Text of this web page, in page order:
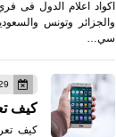
والجزائر وتونس
سي…
29 يوليو
كيف
كيف
العاب